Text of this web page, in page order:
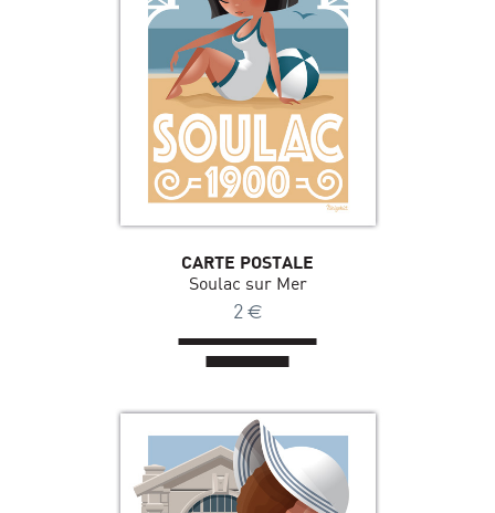
CARTE POSTALE
Soulac sur Mer
2 €